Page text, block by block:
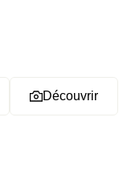
Découvrir